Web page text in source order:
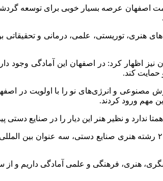
اصفهان عرصه بسیار خوبی برای توسعه
توریستی، علمی، درمانی و تحقیقاتی
نیز اظهار کرد: در اصفهان این آمادگی وجود
حمایت کند.
و انرژی‌های نو را با اولویت در
مهم ورود کردند.
ندارد و نظیر هنر این دیار را در صنایع دستی
المللی
هنری، فرهنگی و علمی آمادگی داریم و